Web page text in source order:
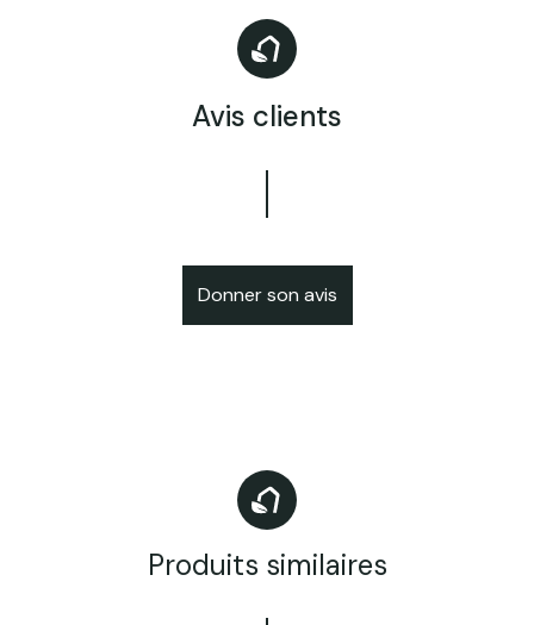
Avis clients
Donner son avis
Produits similaires